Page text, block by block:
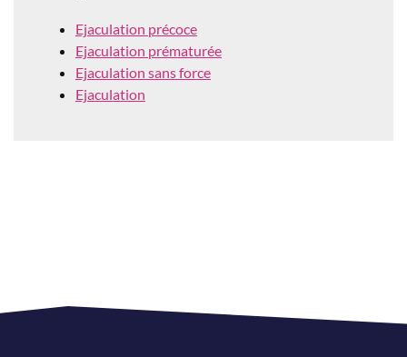
Ejaculation précoce
Ejaculation prématurée
Ejaculation sans force
Ejaculation